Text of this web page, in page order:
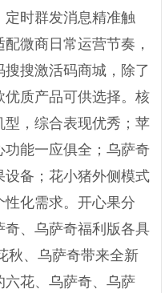
定时群发消息精准触
微商日常运营节奏，
搜激活码商城，除了
质产品可供选择。核
，综合表现优秀；苹
能一应俱全；乌萨奇
备；花小猪外侧模式
化需求。开心果分
、乌萨奇福利版各具
秋、乌萨奇带来全新
六花、乌萨奇、乌萨